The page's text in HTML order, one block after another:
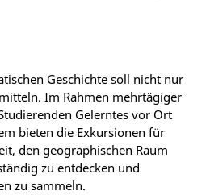
Geschichte soll nicht nur
Im Rahmen mehrtägiger
Gelerntes vor Ort
bieten die Exkursionen für
den geographischen Raum
zu entdecken und
zu sammeln.